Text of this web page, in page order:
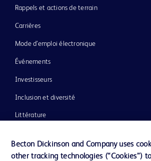
Rappels et actions de terrain
Carrières
Mode d’emploi électronique
Événements
Investisseurs
Inclusion et diversité
Littérature
Notre entreprise
Becton Dickinson and Company uses
other tracking technologies (“Cookies”)